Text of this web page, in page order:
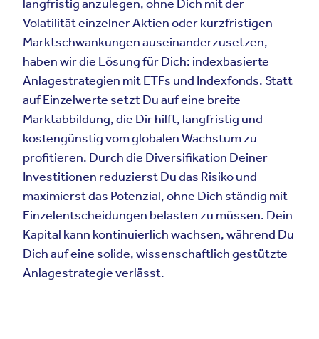
langfristig anzulegen, ohne Dich mit der
Volatilität einzelner Aktien oder kurzfristigen
Marktschwankungen auseinanderzusetzen,
haben wir die Lösung für Dich: indexbasierte
Anlagestrategien mit ETFs und Indexfonds. Statt
auf Einzelwerte setzt Du auf eine breite
Marktabbildung, die Dir hilft, langfristig und
kostengünstig vom globalen Wachstum zu
profitieren. Durch die Diversifikation Deiner
Investitionen reduzierst Du das Risiko und
maximierst das Potenzial, ohne Dich ständig mit
Einzelentscheidungen belasten zu müssen. Dein
Kapital kann kontinuierlich wachsen, während Du
Dich auf eine solide, wissenschaftlich gestützte
Anlagestrategie verlässt.